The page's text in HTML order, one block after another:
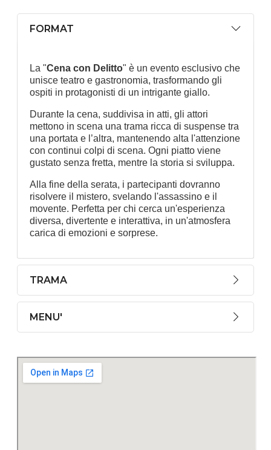
FORMAT
La "Cena con Delitto" è un evento esclusivo che
unisce teatro e gastronomia, trasformando gli
ospiti in protagonisti di un intrigante giallo.
Durante la cena, suddivisa in atti, gli attori
mettono in scena una trama ricca di suspense tra
una portata e l’altra, mantenendo alta l'attenzione
con continui colpi di scena. Ogni piatto viene
gustato senza fretta, mentre la storia si sviluppa.
Alla fine della serata, i partecipanti dovranno
risolvere il mistero, svelando l'assassino e il
movente. Perfetta per chi cerca un'esperienza
diversa, divertente e interattiva, in un'atmosfera
carica di emozioni e sorprese.
TRAMA
MENU'